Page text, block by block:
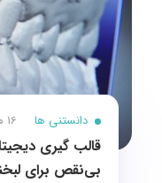
دانستنی ها 16 مرداد 1404
قالب ‌گیری
بی‌نقص برای